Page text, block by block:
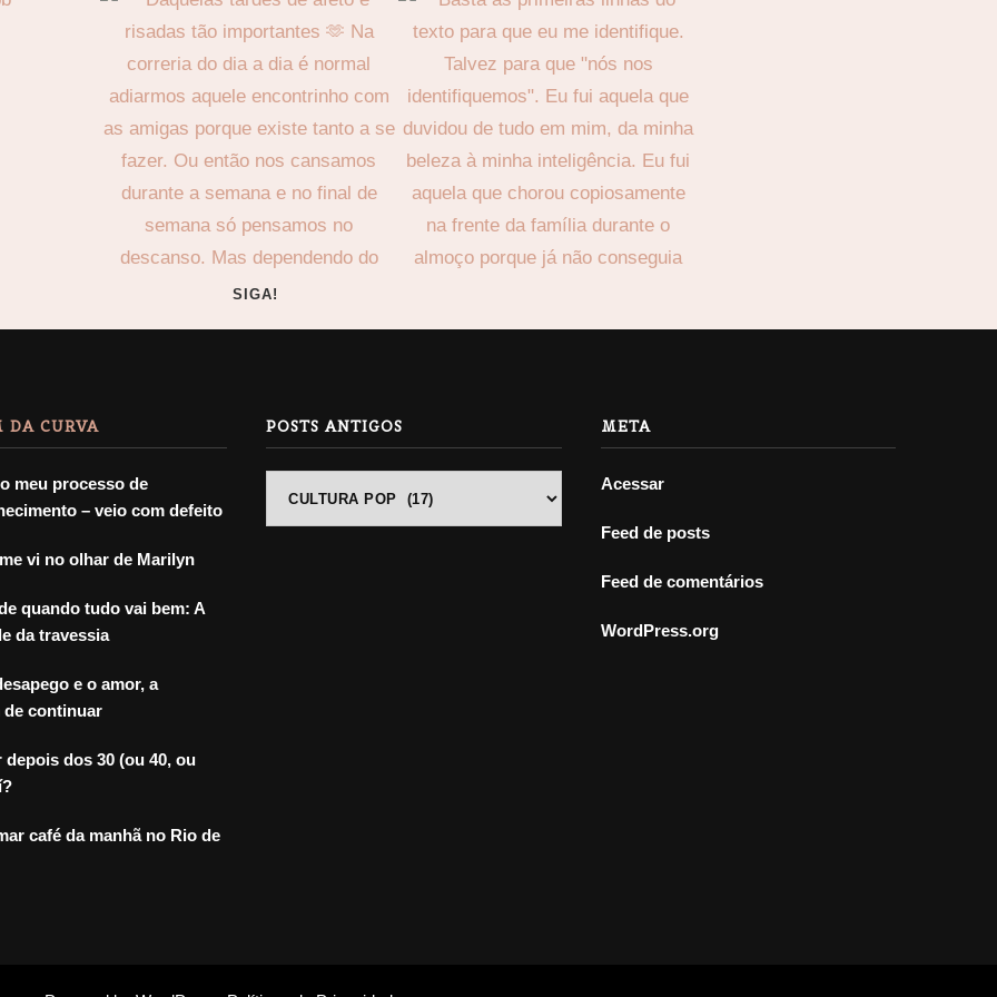
SIGA!
DA CURVA
meu processo de
– veio com defeito
vi no olhar de Marilyn
quando tudo vai bem: A
da travessia
e o amor, a
de continuar
depois dos 30 (ou 40, ou
café da manhã no Rio de
POSTS ANTIGOS META
Acessar
Feed de posts
Feed de comentários
WordPress.org